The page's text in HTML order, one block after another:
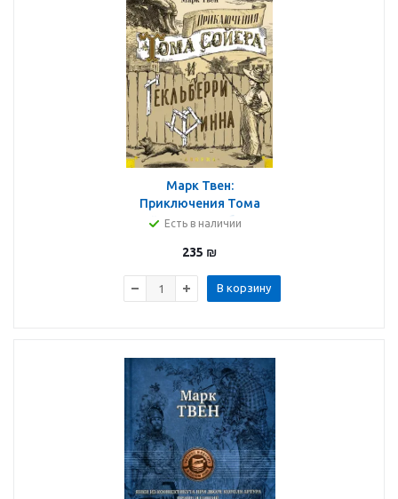
Марк Твен:
Приключения Тома
Сойера и Гекльберри
Есть в наличии
235 ₪
В корзину